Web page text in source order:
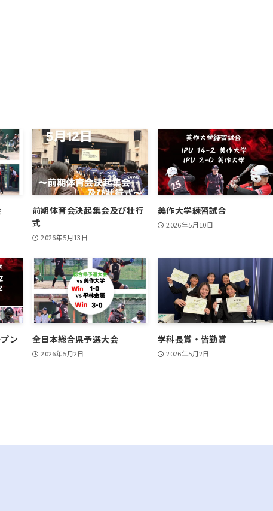
前期体育会決起集会及び壮行
式
2026年5月13日
美作大学練習試合
2026年5月10日
ン 全日本総合県予選大会
2026年5月2日
学科長賞・皆勤賞
2026年5月2日